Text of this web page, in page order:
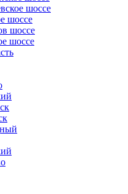
шоссе
шоссе
шоссе
шоссе